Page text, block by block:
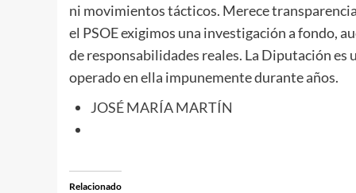
ni movimientos tácticos. Merece
el PSOE exigimos una investigación a fondo,
de responsabilidades reales. La Diputación
operado en ella impunemente durante años.
JOSÉ MARÍA MARTÍN
Relacionado